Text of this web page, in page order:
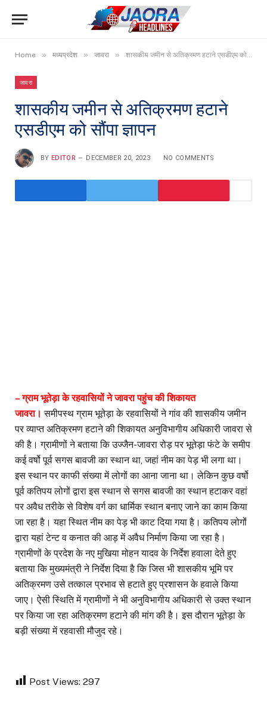
Home » मध्यप्रदेश » जावरा » शासकीय जमीन से अतिक्रमण हटाने एसडीएम को सौंपा ज्ञापन
जावरा
शासकीय जमीन से अतिक्रमण हटाने
एसडीएम को सौंपा ज्ञापन
BY EDITOR DECEMBER 20, 2023 NO COMMENTS
– ग्राम भूतेड़ा के रहवासियों ने जावरा पहुंच की शिकायत
जावरा। समीपस्थ ग्राम भूतेड़ा के रहवासियों ने गांव की शासकीय जमीन
पर व्याप्त अतिक्रमण हटाने की शिकायत अनुविभागीय अधिकारी जावरा से
की है। ग्रामीणों ने बताया कि उज्जैन-जावरा रोड़ पर भूतेड़ा फंटे के समीप
कई वर्षो पूर्व सगस बावजी का स्थान था, जहां नीम का पेड़ भी लगा था।
इस स्थान पर काफी संख्या में लोगों का आना जाना था। लेकिन कुछ वर्षो
पूर्व कतिपय लोगों द्वारा इस स्थान से सगस बावजी का स्थान हटाकर वहां
पर अवैध तरीके से विशेष वर्ग का धार्मिक स्थान बनाए जाने का काम किया
जा रहा है। यहा स्थित नीम का पेड़ भी काट दिया गया है। कतिपय लोगोंं
द्वारा यहां टेन्ट व कनात की आड़ में अवैध निर्माण किया जा रहा है।
ग्रामीणों के प्रदेश के नए मुखिया मोहन यादव के निर्देश हवाला देते हुए
बताया कि मुख्यमंत्री ने निर्देश दिया है कि जिस भी शासकीय भूमि पर
अतिक्रमण उसे तत्काल प्रभाव से हटाते हुए प्रशासन के हवाले किया
जाए। ऐसी स्थिति में ग्रामीणों ने भी अनुविभागीय अधिकारी से उक्त स्थान
पर किया जा रहा अतिक्रमण हटाने की मांग की है। इस दौरान भूतेड़ा के
बड़ी संख्या में रहवासी मौजुद रहे।
Post Views: 297